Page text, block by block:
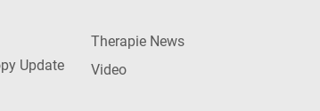
Update
Therapie News
Video